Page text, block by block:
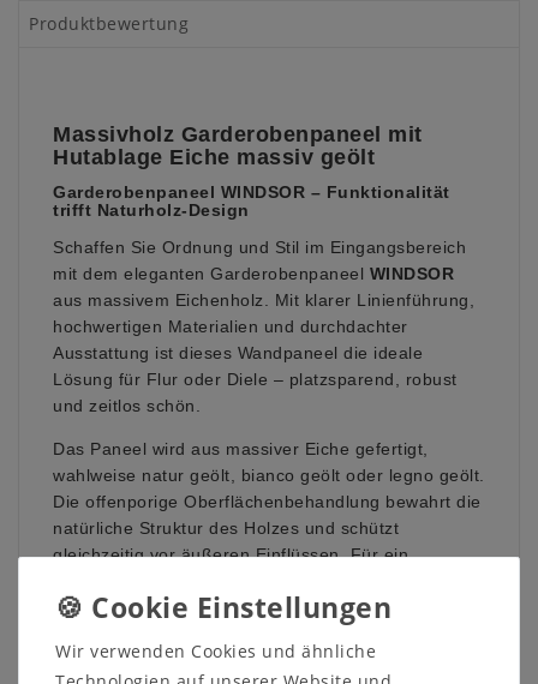
Produktbewertung
Massivholz Garderobenpaneel mit
Hutablage Eiche massiv geölt
Garderobenpaneel WINDSOR – Funktionalität
trifft Naturholz-Design
Schaffen Sie Ordnung und Stil im Eingangsbereich
mit dem eleganten Garderobenpaneel WINDSOR
aus massivem Eichenholz. Mit klarer Linienführung,
hochwertigen Materialien und durchdachter
Ausstattung ist dieses Wandpaneel die ideale
Lösung für Flur oder Diele – platzsparend, robust
und zeitlos schön.
Das Paneel wird aus massiver Eiche gefertigt,
wahlweise natur geölt, bianco geölt oder legno geölt.
Die offenporige Oberflächenbehandlung bewahrt die
natürliche Struktur des Holzes und schützt
gleichzeitig vor äußeren Einflüssen. Für ein
aus schwarzem Metall, die dem Paneel eine
Die GarderobeWINDSORverbindet durchdachte
Wir verwenden Cookies und ähnliche